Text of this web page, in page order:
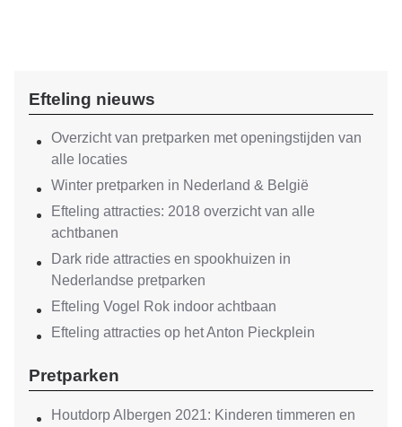
Efteling nieuws
Overzicht van pretparken met openingstijden van
alle locaties
Winter pretparken in Nederland & België
Efteling attracties: 2018 overzicht van alle
achtbanen
Dark ride attracties en spookhuizen in
Nederlandse pretparken
Efteling Vogel Rok indoor achtbaan
Efteling attracties op het Anton Pieckplein
Pretparken
Houtdorp Albergen 2021: Kinderen timmeren en